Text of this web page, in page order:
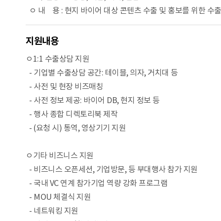
ㅇ 내 용 : 현지 바이어 대상 콘텐츠 수출 및 홍보를 위한 수
지원내용
ㅇ1:1 수출상담 지원
- 기업별 수출상담 공간: 테이블, 의자, 거치대 등
- 사전 및 현장 비즈매칭
- 사전 정보 제공: 바이어 DB, 현지 정보 등
- 행사 종합 디렉토리북 제작
- (요청 시) 통역, 영상기기 지원
ㅇ기타 비즈니스 지원
- 비즈니스 오픈세션, 기업방문, 등 부대행사 참가 지원
- 국내 VC 연계 참가기업 역량 강화 프로그램
- MOU 체결식 지원
- 네트워킹 지원